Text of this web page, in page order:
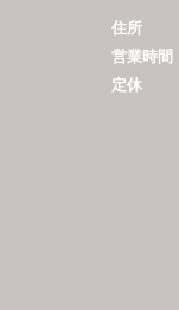
住所
営業時間
定休